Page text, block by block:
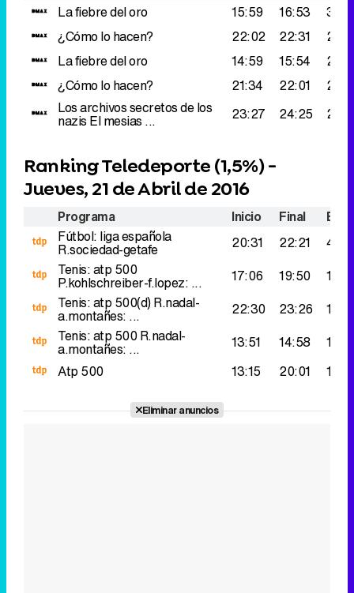
La fiebre del oro
15:59 16:53
¿Cómo lo hacen?
22:02 22:31
La fiebre del oro
14:59 15:54
¿Cómo lo hacen?
21:34 22:01
Los archivos secretos de los
nazis El mesias ... 23:27 24:25
Ranking Teledeporte (1,5%) -
Jueves, 21 de Abril de 2016
Programa Inicio Final
Fútbol: liga española
R.sociedad-getafe 20:31 22:21
Tenis: atp 500
P.kohlschreiber-f.lopez: ... 17:06 19:50
Tenis: atp 500(d)R.nadal-
a.montañes: ... 22:30 23:26
Tenis: atp 500R.nadal-
a.montañes: ... 13:51 14:58
Atp 500
13:15 20:01
Eliminar anuncios